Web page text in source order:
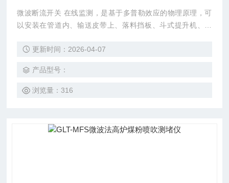
微波断流开关 在线监测，是基于多普勒效应的物理原理，可
以安装在管道内、输送皮带上、落料挡板、斗式提升机、溜
流的探测。
更新时间：2026-04-07
产品型号：
浏览量：316